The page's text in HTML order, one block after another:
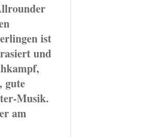
ist
und
gute
Musik.
am